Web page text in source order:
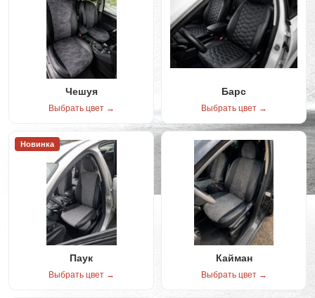
Чешуя
Выбрать цвет →
Барс
Выбрать цвет →
Новинка
Паук
Выбрать цвет →
Кайман
Выбрать цвет →